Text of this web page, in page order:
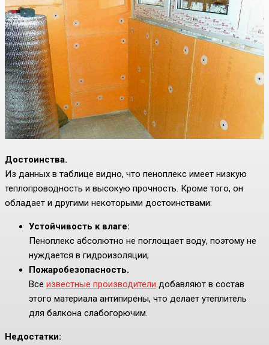
Достоинства.
Из данных в таблице видно, что пеноплекс имеет низкую
теплопроводность и высокую прочность. Кроме того, он
обладает и другими некоторыми достоинствами:
Устойчивость к влаге:
Пеноплекс абсолютно не поглощает воду, поэтому не
нуждается в гидроизоляции;
Пожаробезопасность.
Все известные производители добавляют в состав
этого материала антипирены, что делает утеплитель
для балкона слабогорючим.
Недостатки: